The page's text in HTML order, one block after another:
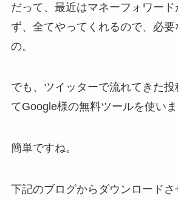
だって、最近はマネーフォワード
ず、全てやってくれるので、必要
の。
でも、ツイッターで流れてきた
てGoogle様の無料ツールを使いま
簡単ですね。
下記のブログからダウンロードさ